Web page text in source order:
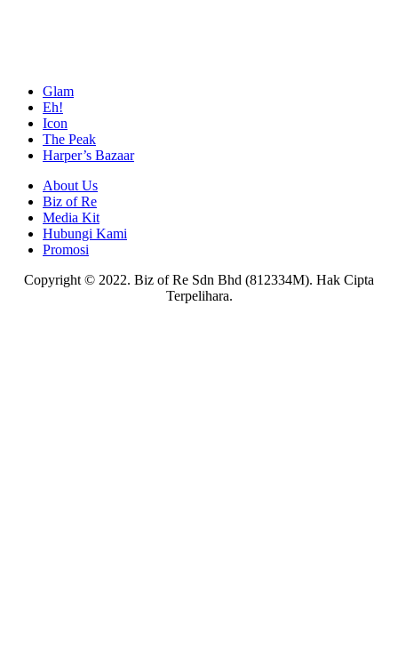
Glam
Eh!
Icon
The Peak
Harper’s Bazaar
About Us
Biz of Re
Media Kit
Hubungi Kami
Promosi
Copyright © 2022. Biz of Re Sdn Bhd (812334M). Hak Cipta
Terpelihara.